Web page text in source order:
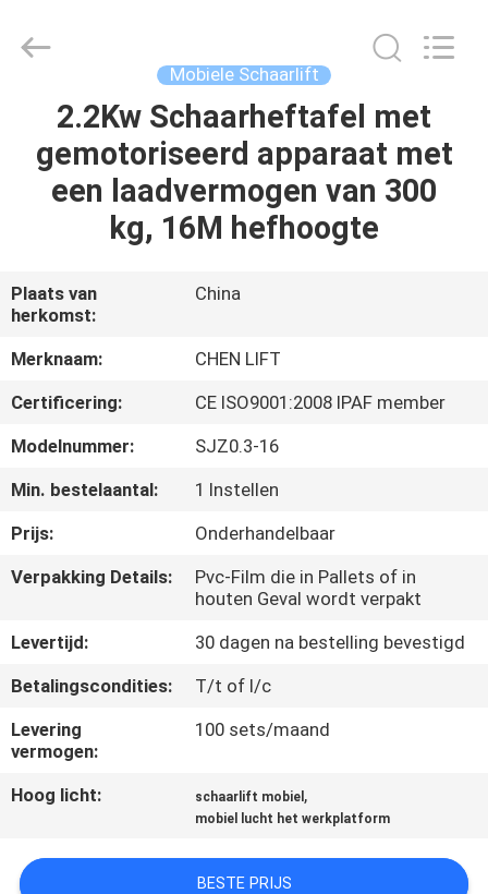
HUIS
PRODUCTEN
ONS
FABRIEKSTOCHT
KWALITEITSCONTROLE
NEEM
CONTACT
MET
OP
NIEUWS
VRAAG
OFFERTE
LTD.
Mobiele Schaarlift
2.2Kw Schaarheftafel met
gemotoriseerd apparaat met
een laadvermogen van 300
kg, 16M hefhoogte
Plaats van
herkomst:
China
Merknaam:
CHEN LIFT
Certificering:
CE ISO9001:2008 IPAF member
Modelnummer:
SJZ0.3-16
Min. bestelaantal:
1 Instellen
Prijs:
Onderhandelbaar
Verpakking Details:
Pvc-Film die in Pallets of in
houten Geval wordt verpakt
Levertijd:
30 dagen na bestelling bevestigd
Betalingscondities:
T/t of l/c
Levering
vermogen:
100 sets/maand
Hoog licht: schaarlift mobiel ,
mobiel lucht het werkplatform
BESTE PRIJS